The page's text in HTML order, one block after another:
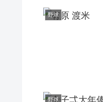
野球
野球